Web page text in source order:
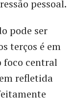
pessoal.
pode ser
terços é em
foco central
refletida